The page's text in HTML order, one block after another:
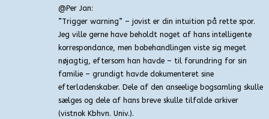
@Per Jan:
”Trigger warning” – jovist er din intuition på rette spor.
Jeg ville gerne have beholdt noget af hans intelligente
korrespondance, men bobehandlingen viste sig meget
nøjagtig, eftersom han havde – til forundring for sin
familie – grundigt havde dokumenteret sine
efterladenskaber. Dele af den anseelige bogsamling skulle
sælges og dele af hans breve skulle tilfalde arkiver
(vistnok Kbhvn. Univ.).